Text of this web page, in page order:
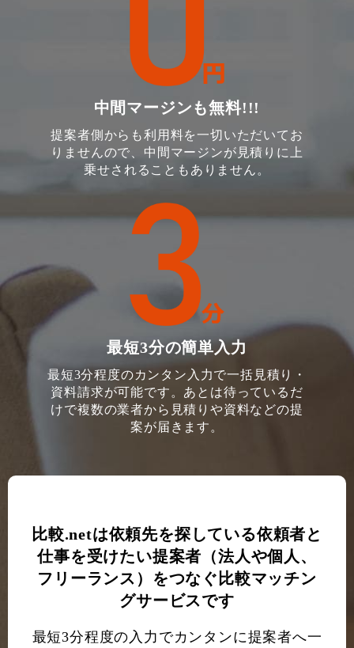
中間マージンも無料!!!
提案者側からも利用料を一切いただいてお
りませんので、中間マージンが見積りに上
乗せされることもありません。
最短3分の簡単入力
最短3分程度のカンタン入力で一括見積り・
資料請求が可能です。あとは待っているだ
けで複数の業者から見積りや資料などの提
案が届きます。
比較.netは依頼先を探している依頼者と
仕事を受けたい提案者（法人や個人、
フリーランス）をつなぐ比較マッチン
グサービスです
最短3分程度の入力でカンタンに提案者へ一